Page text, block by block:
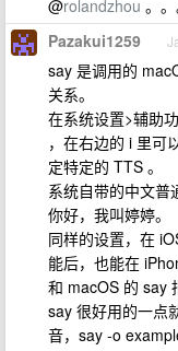
@rolandzhou 。。
Pazakui1259
say 是调用的
关系。
在系统设置>辅助
，在右边的 i 里可
定特定的 TTS 。
系统自带的中文
你好，我叫婷婷。
同样的设置，在
能后，也能在
和 macOS 的 say
say 很好用的一点
音，say -o